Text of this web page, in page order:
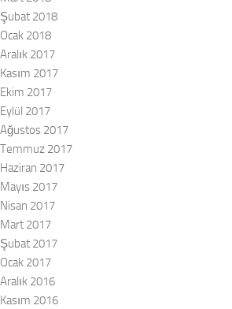
Şubat 2018
Ocak 2018
Aralık 2017
Kasım 2017
Ekim 2017
Eylül 2017
Ağustos 2017
Temmuz 2017
Haziran 2017
Mayıs 2017
Nisan 2017
Mart 2017
Şubat 2017
Ocak 2017
Aralık 2016
Kasım 2016